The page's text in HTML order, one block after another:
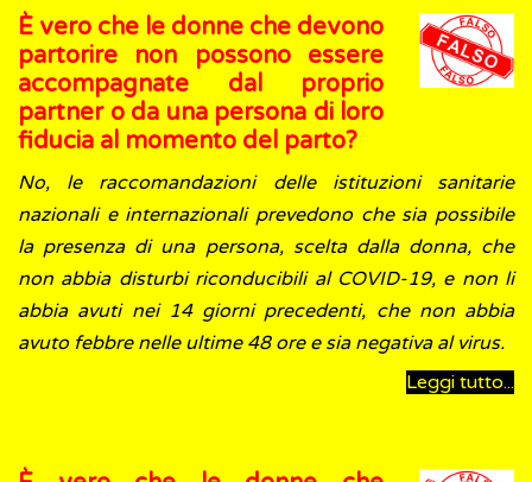
È vero che le donne che devono
partorire non possono essere
accompagnate dal proprio
partner o da una persona di loro
fiducia al momento del parto?
No, le raccomandazioni delle istituzioni sanitarie
nazionali e internazionali prevedono che sia possibile
la presenza di una persona, scelta dalla donna, che
non abbia disturbi riconducibili al COVID-19, e non li
abbia avuti nei 14 giorni precedenti, che non abbia
avuto febbre nelle ultime 48 ore e sia negativa al virus.
Leggi tutto...